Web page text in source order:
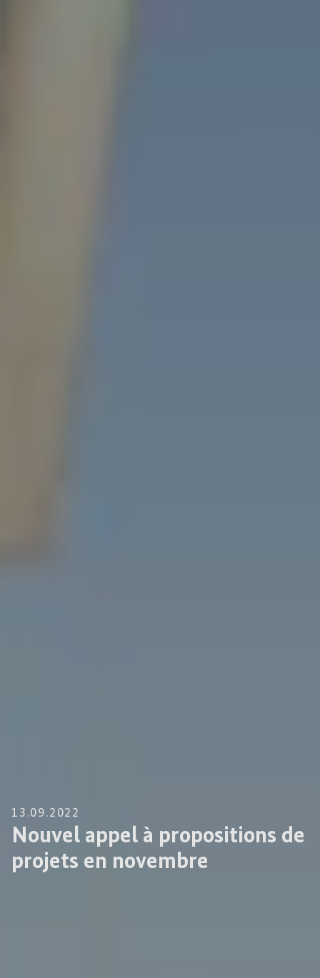
13.09.2022
Nouvel appel à propositions de
projets en novembre